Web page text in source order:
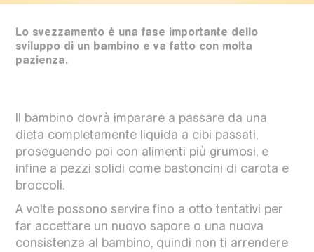
Lo svezzamento è una fase importante dello
sviluppo di un bambino e va fatto con molta
pazienza.
Il bambino dovrà imparare a passare da una
dieta completamente liquida a cibi passati,
proseguendo poi con alimenti più grumosi, e
infine a pezzi solidi come bastoncini di carota e
broccoli.
A volte possono servire fino a otto tentativi per
far accettare un nuovo sapore o una nuova
consistenza al bambino, quindi non ti arrendere